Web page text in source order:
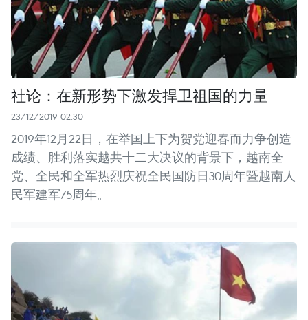
社论：在新形势下激发捍卫祖国的力量
23/12/2019 02:30
2019年12月22日，在举国上下为贺党迎春而力争创造
成绩、胜利落实越共十二大决议的背景下，越南全
党、全民和全军热烈庆祝全民国防日30周年暨越南人
民军建军75周年。